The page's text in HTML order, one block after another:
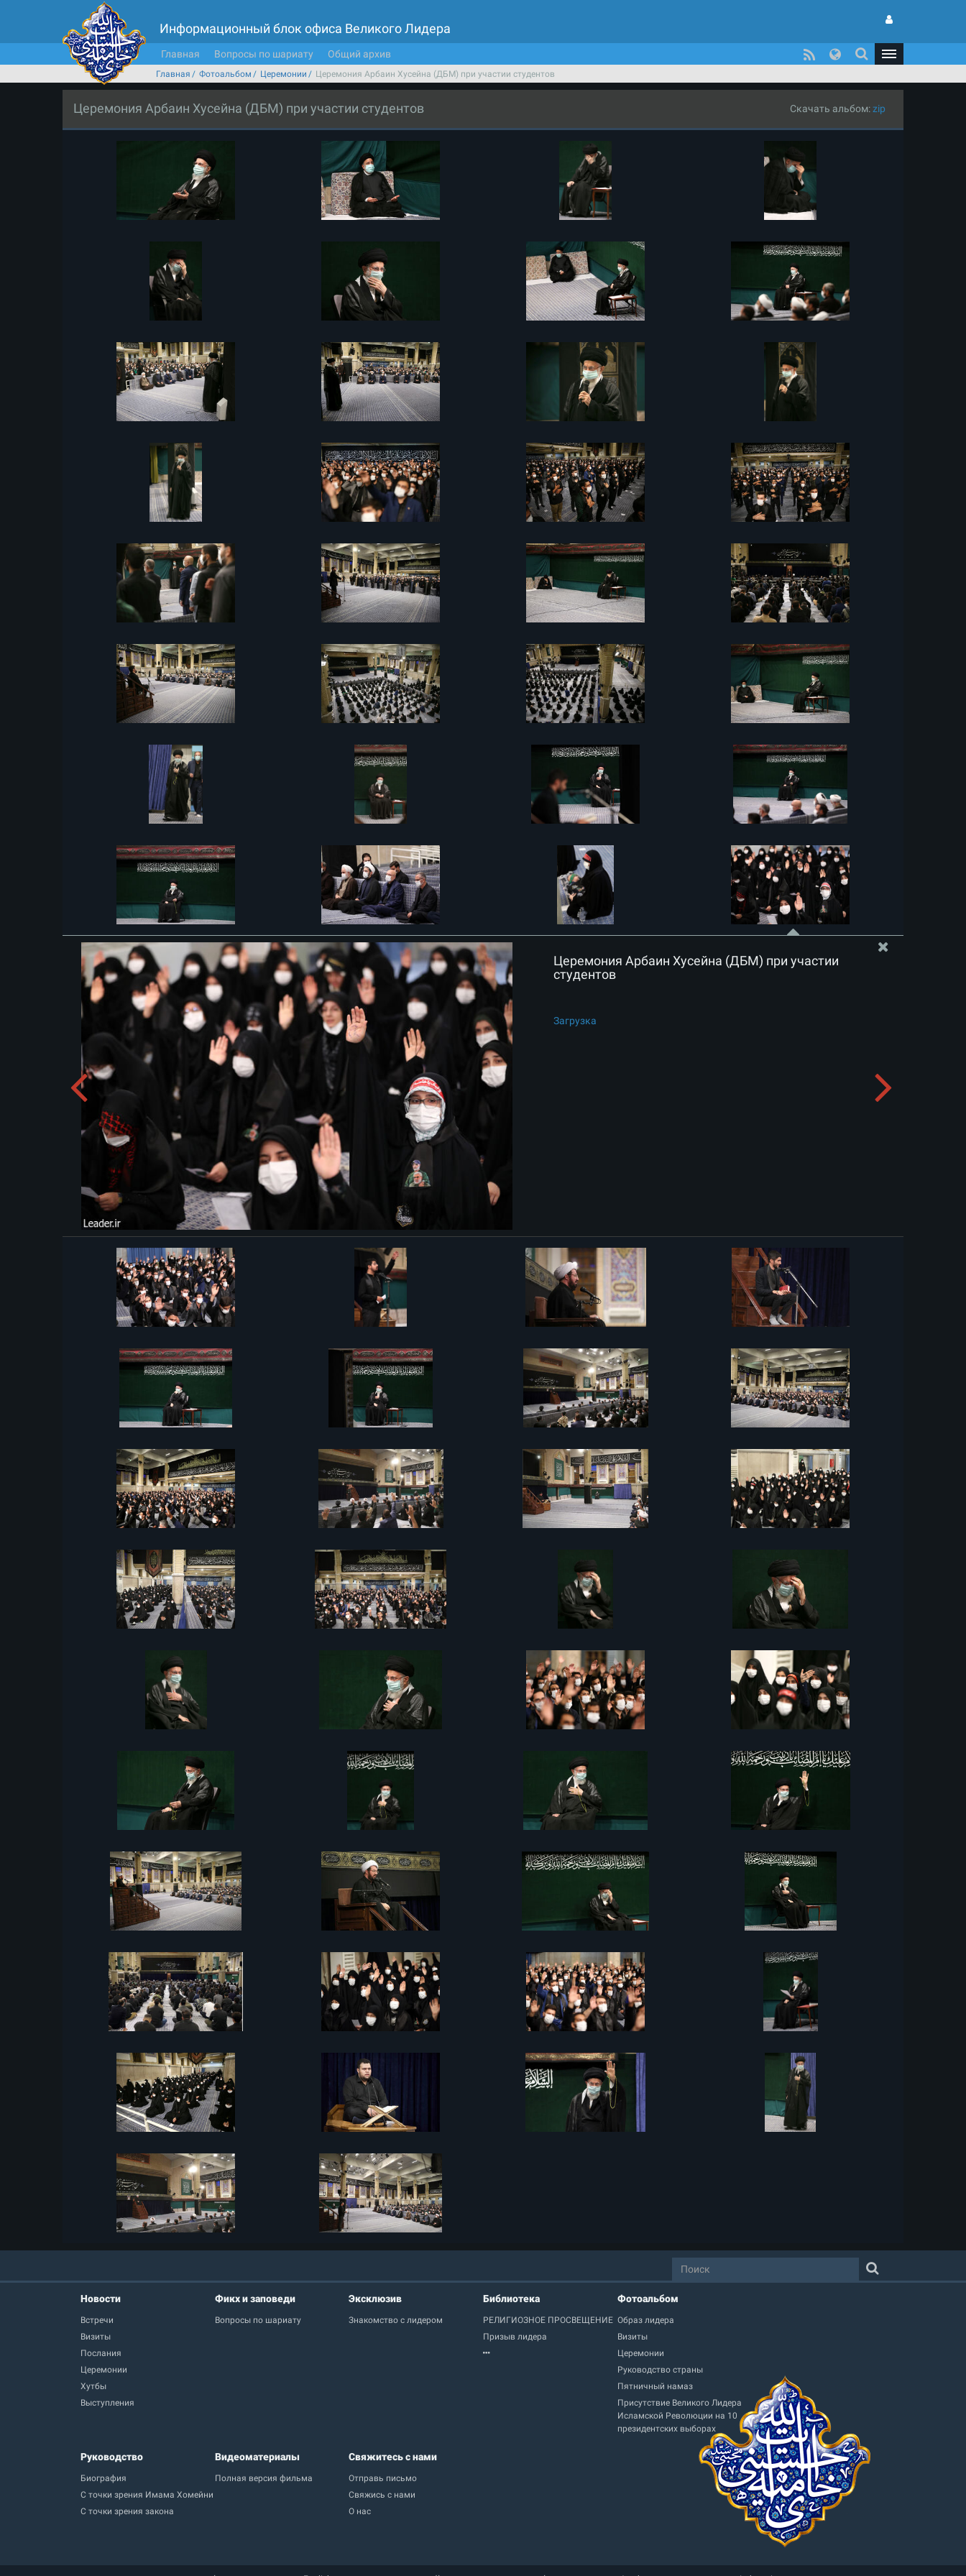
Информационный блок офиса Великого Лидера
Главная Вопросы по шариату Общий архив
Главная Фотоальбом Церемонии Церемония Арбаин Хусейна (ДБМ) при участии студентов
Церемония Арбаин Хусейна (ДБМ) при участии студентов Скачать альбом:zip
Церемония Арбаин Хусейна (ДБМ) при участии
студентов
Загрузка
Новости
Встречи
Визиты
Послания
Церемонии
Хутбы
Выступления
Фикх и заповеди
Вопросы по шариату
Эксклюзив
Знакомство с лидером
Библиотека
РЕЛИГИОЗНОЕ ПРОСВЕЩЕНИЕ
Призыв лидера
Фотоальбом
Образ лидера
Визиты
Церемонии
Руководство страны
Пятничный намаз
Присутствие Великого Лидера
Исламской Революции на 10
президентских выборах
Руководство
Биография
С точки зрения Имама Хомейни
С точки зрения закона
Видеоматериалы
Полная версия фильма
Свяжитесь с нами
Отправь письмо
Свяжись с нами
О нас